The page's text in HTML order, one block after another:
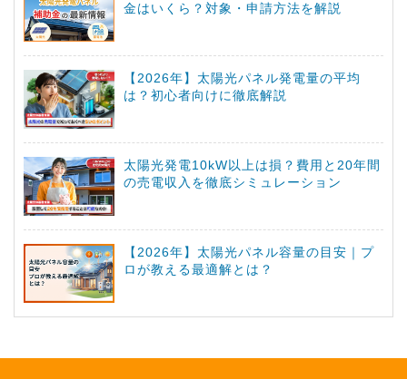
金はいくら？対象・申請方法を解説
【2026年】太陽光パネル発電量の平均
は？初心者向けに徹底解説
太陽光発電10kW以上は損？費用と20年間
の売電収入を徹底シミュレーション
【2026年】太陽光パネル容量の目安｜プ
ロが教える最適解とは？